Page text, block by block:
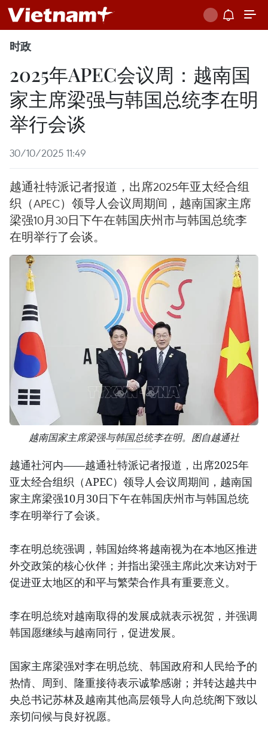
时政
2025年APEC会议周：越南国
家主席梁强与韩国总统李在明
举行会谈
30/10/2025 11:49
越通社特派记者报道，出席2025年亚太经合组
织（APEC）领导人会议周期间，越南国家主席
梁强10月30日下午在韩国庆州市与韩国总统李
在明举行了会谈。
越南国家主席梁强与韩国总统李在明。图自越通社
越通社河内——越通社特派记者报道，出席2025年
亚太经合组织（APEC）领导人会议周期间，越南国
家主席梁强10月30日下午在韩国庆州市与韩国总统
李在明举行了会谈。
李在明总统强调，韩国始终将越南视为在本地区推进
外交政策的核心伙伴；并指出梁强主席此次来访对于
促进亚太地区的和平与繁荣合作具有重要意义。
李在明总统对越南取得的发展成就表示祝贺，并强调
韩国愿继续与越南同行，促进发展。
国家主席梁强对李在明总统、韩国政府和人民给予的
热情、周到、隆重接待表示诚挚感谢；并转达越共中
央总书记苏林及越南其他高层领导人向总统阁下致以
亲切问候与良好祝愿。